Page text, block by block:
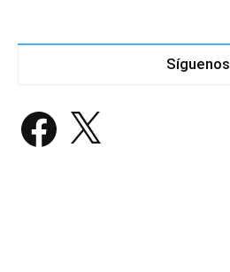
Síguenos
Facebook